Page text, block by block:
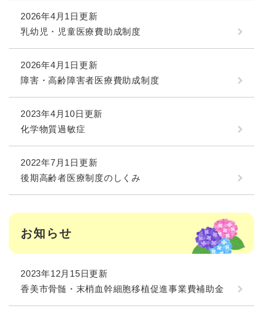
2026年4月1日更新
乳幼児・児童医療費助成制度
2026年4月1日更新
障害・高齢障害者医療費助成制度
2023年4月10日更新
化学物質過敏症
2022年7月1日更新
後期高齢者医療制度のしくみ
お知らせ
2023年12月15日更新
香美市骨髄・末梢血幹細胞移植促進事業費補助金